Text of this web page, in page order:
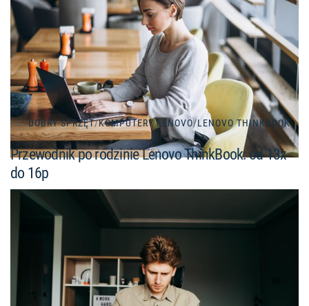
DOBRY SPRZĘT/KOMPUTERY LENOVO/LENOVO THINKBOOK
Przewodnik po rodzinie Lenovo ThinkBook: od 13x
do 16p